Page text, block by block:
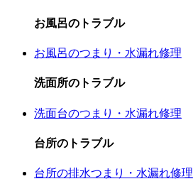
お風呂のトラブル
お風呂のつまり・水漏れ修理
洗面所のトラブル
洗面台のつまり・水漏れ修理
台所のトラブル
台所の排水つまり・水漏れ修理